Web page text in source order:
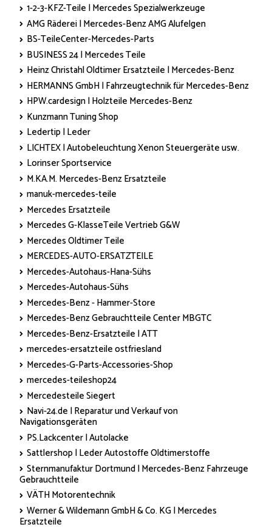
1-2-3-KFZ-Teile | Mercedes Spezialwerkzeuge
AMG Räderei | Mercedes-Benz AMG Alufelgen
BS-TeileCenter-Mercedes-Parts
BUSINESS 24 | Mercedes Teile
Heinz Christahl Oldtimer Ersatzteile | Mercedes-Benz
HERMANNS GmbH | Fahrzeugtechnik für Mercedes-Benz
HPW.cardesign | Holzteile Mercedes-Benz
Kunzmann Tuning Shop
Ledertip | Leder
LICHTEX | Autobeleuchtung Xenon Steuergeräte usw.
Lorinser Sportservice
M.KA.M. Mercedes-Benz Ersatzteile
manuk-mercedes-teile
Mercedes Ersatzteile
Mercedes G-KlasseTeile Vertrieb G&W
Mercedes Oldtimer Teile
MERCEDES-AUTO-ERSATZTEILE
Mercedes-Autohaus-Hana-Sühs
Mercedes-Autohaus-Sühs
Mercedes-Benz - Hammer-Store
Mercedes-Benz Gebrauchtteile Center MBGTC
Mercedes-Benz-Ersatzteile | ATT
mercedes-ersatzteile ostfriesland
Mercedes-G-Parts-Accessories-Shop
mercedes-teileshop24
Mercedesteile Siegert
Navi-24.de | Reparatur und Verkauf von
Navigationsgeräten
PS.Lackcenter | Autolacke
Sattlershop | Leder Autostoffe Oldtimerstoffe
Sternmanufaktur Dortmund | Mercedes-Benz Fahrzeuge
Gebrauchtteile
VÄTH Motorentechnik
Werner & Wildemann GmbH & Co. KG | Mercedes
Ersatzteile